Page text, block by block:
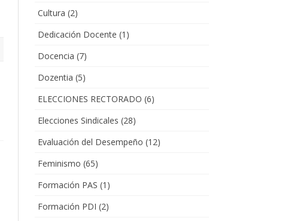
Cultura (2)
Dedicación Docente (1)
Docencia (7)
Dozentia (5)
ELECCIONES RECTORADO (6)
Elecciones Sindicales (28)
Evaluación del Desempeño (12)
Feminismo (65)
Formación PAS (1)
Formación PDI (2)